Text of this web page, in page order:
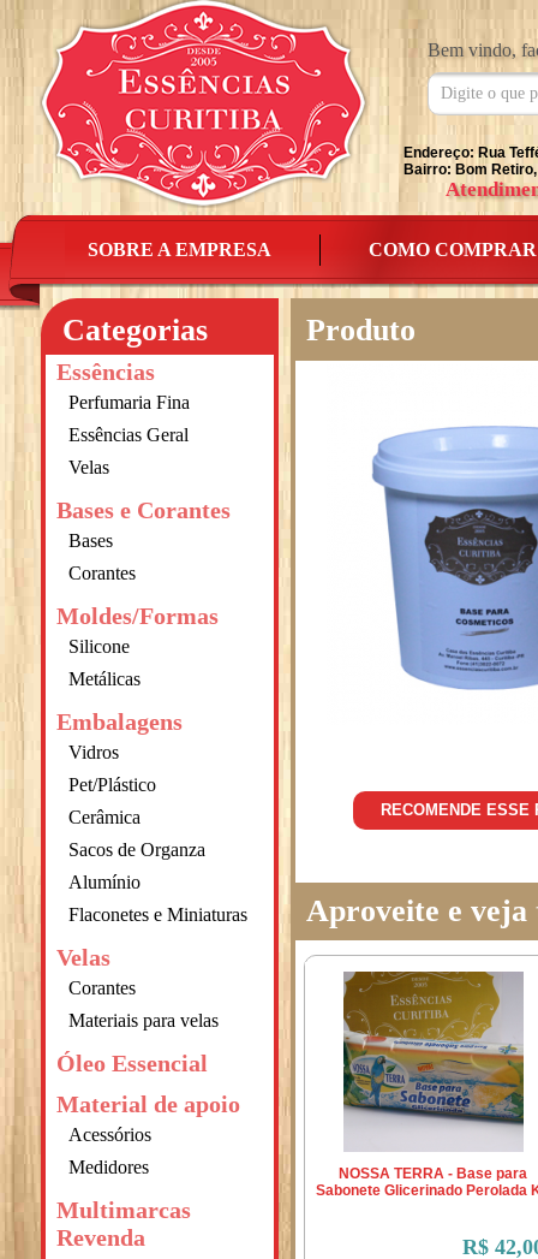
SOBRE A EMPRESA COMO COMPRAR
Bem vindo,
Endereço: Rua
Bairro: Bom
Categorias
Essências
Perfumaria Fina
Essências Geral
Velas
Bases e Corantes
Bases
Corantes
Moldes/Formas
Silicone
Metálicas
Embalagens
Vidros
Pet/Plástico
Cerâmica
Sacos de Organza
Alumínio
Flaconetes e Miniaturas
Velas
Corantes
Materiais para velas
Óleo Essencial
Material de apoio
Acessórios
Medidores
Multimarcas
Revenda
Produto
RECOMENDE ESSE
Aproveite e veja
NOSSA TERRA - Base para
Sabonete Glicerinado Perolada
R$